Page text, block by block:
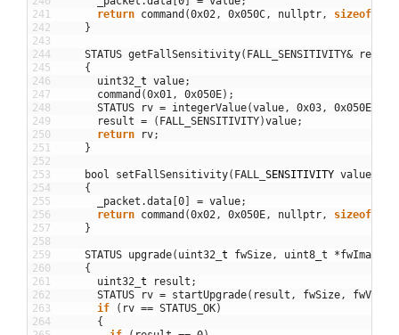
241
242
243
244
245
246
247
248
249
250
251
252
253
254
255
256
257
258
259
260
261
262
263
264
return command (0x02, 0x050C, nullptr, sizeof
}
STATUS getFallSensitivity( FALL_SENSITIVITY& result
{
uint32 t value;
command (0x01, 0x050E) ;
STATUS
rv = integerValue(value, 0x03, 0x050E
result = ( FALL_SENSITIVITY)value;
return
rv;
}
bool setFallSensitivity( FALL SENSITIVITY value
{
_packet .data 0 = value;
return command (0x02, 0x050E, nullptr, sizeof
}
STATUS upgrade( uint32 t fwSize, uint8_t *fwImage
{
uint32 t result ;
STATUS
rv = startUpgrade( result , fwSize, fwVer
if
( rv == STATUS_OK)
{